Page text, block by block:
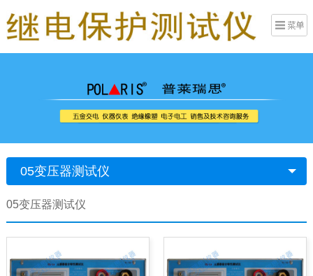
05变压器测试仪
05变压器测试仪